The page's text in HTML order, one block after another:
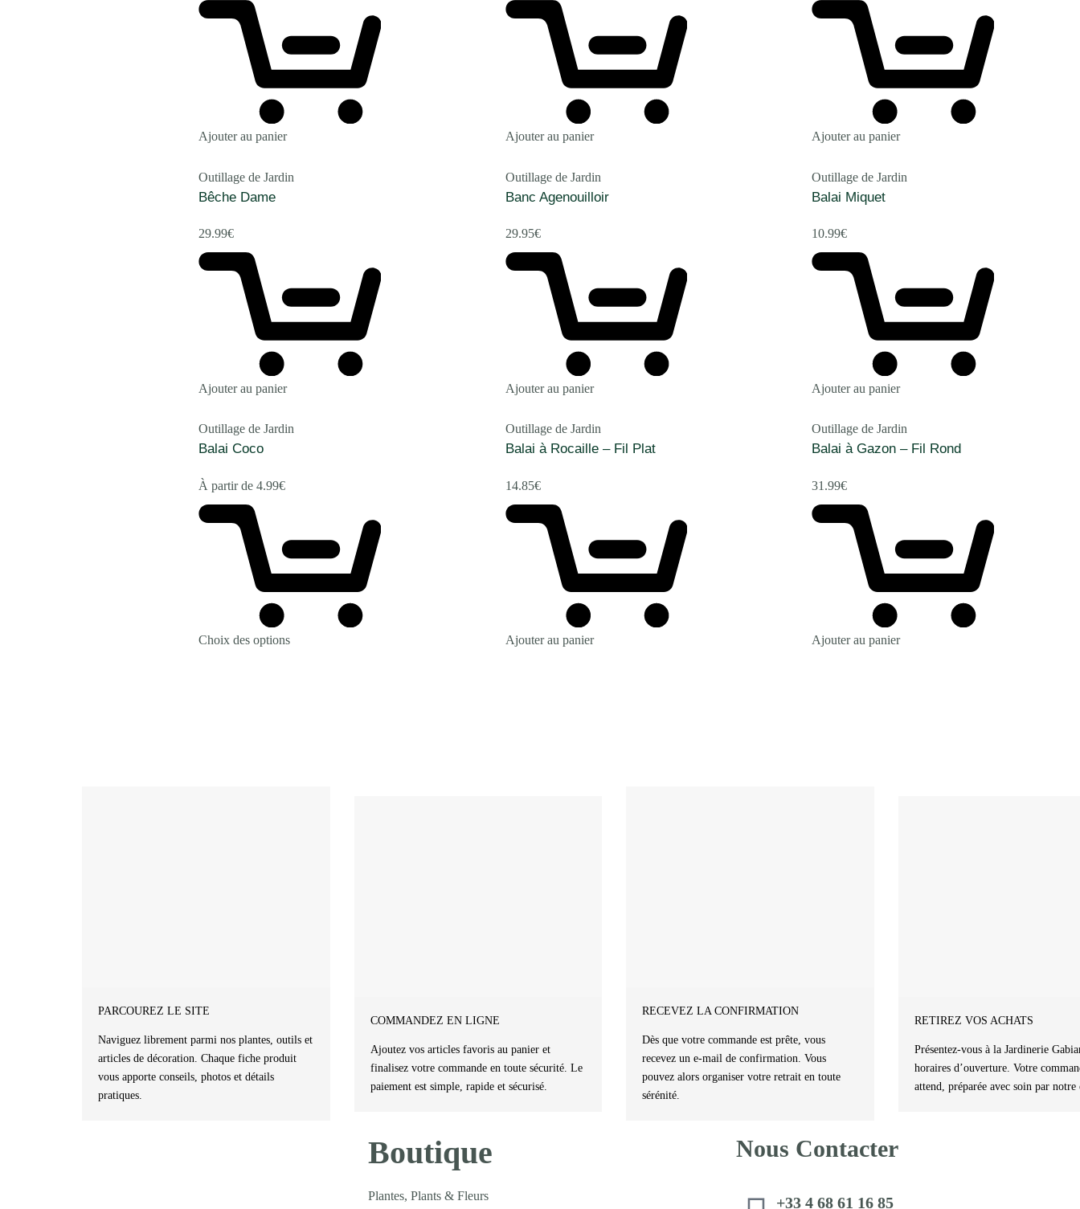
Ajouter au panier Ajouter au panier Ajouter au panier
Outillage de Jardin
Bêche Dame
29.99€
Ajouter au panier
Outillage de Jardin
Banc Agenouilloir
29.95€
Ajouter au panier
Outillage de Jardin
Balai Miquet
10.99€
Ajouter au panier
Outillage de Jardin
Balai Coco
À partir de 4.99€
Choix des options
Outillage de Jardin
Balai à Rocaille – Fil Plat
14.85€
Ajouter au panier
Outillage de Jardin
Balai à Gazon – Fil Rond
31.99€
Ajouter au panier
PARCOUREZ LE SITE
Naviguez librement parmi nos plantes, outils et
articles de décoration. Chaque fiche produit
vous apporte conseils, photos et détails
pratiques.
COMMANDEZ EN LIGNE
Ajoutez vos articles favoris au panier et
finalisez votre commande en toute sécurité. Le
paiement est simple, rapide et sécurisé.
RECEVEZ LA CONFIRMATION
Dès que votre commande est prête, vous
recevez un e-mail de confirmation. Vous
pouvez alors organiser votre retrait en toute
sérénité.
RETIREZ VOS ACHATS
Présentez-vous à la Jardinerie
horaires d’ouverture. Votre
attend, préparée avec soin par notre
Boutique
Plantes, Plants & Fleurs
Nous Contacter
+33 4 68 61 16 85